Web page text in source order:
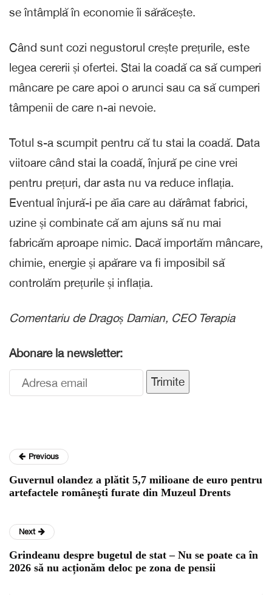
se întâmplă în economie îi sărăcește.
Când sunt cozi negustorul crește prețurile, este
legea cererii și ofertei. Stai la coadă ca să cumperi
mâncare pe care apoi o arunci sau ca să cumperi
tâmpenii de care n-ai nevoie.
Totul s-a scumpit pentru că tu stai la coadă. Data
viitoare când stai la coadă, înjură pe cine vrei
pentru prețuri, dar asta nu va reduce inflația.
Eventual înjură-i pe ăia care au dărâmat fabrici,
uzine și combinate că am ajuns să nu mai
fabricăm aproape nimic. Dacă importăm mâncare,
chimie, energie și apărare va fi imposibil să
controlăm prețurile și inflația.
Comentariu de Dragoș Damian, CEO Terapia
Abonare la newsletter:
Trimite
Previous
Guvernul olandez a plătit 5,7 milioane de euro pentru
artefactele româneşti furate din Muzeul Drents
Next
Grindeanu despre bugetul de stat – Nu se poate ca în
2026 să nu acționăm deloc pe zona de pensii